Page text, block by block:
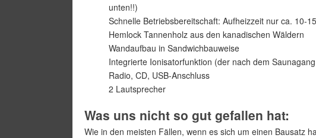
unten!!)
Schnelle Betriebsbereitschaft: Aufheizzeit nur ca. 10-
Hemlock Tannenholz aus den kanadischen Wäldern
Wandaufbau in Sandwichbauweise
Integrierte Ionisatorfunktion (der nach dem
Radio, CD, USB-Anschluss
2 Lautsprecher
Was uns nicht so gut gefallen hat:
Wie in den meisten Fällen, wenn es sich um einen Bausatz